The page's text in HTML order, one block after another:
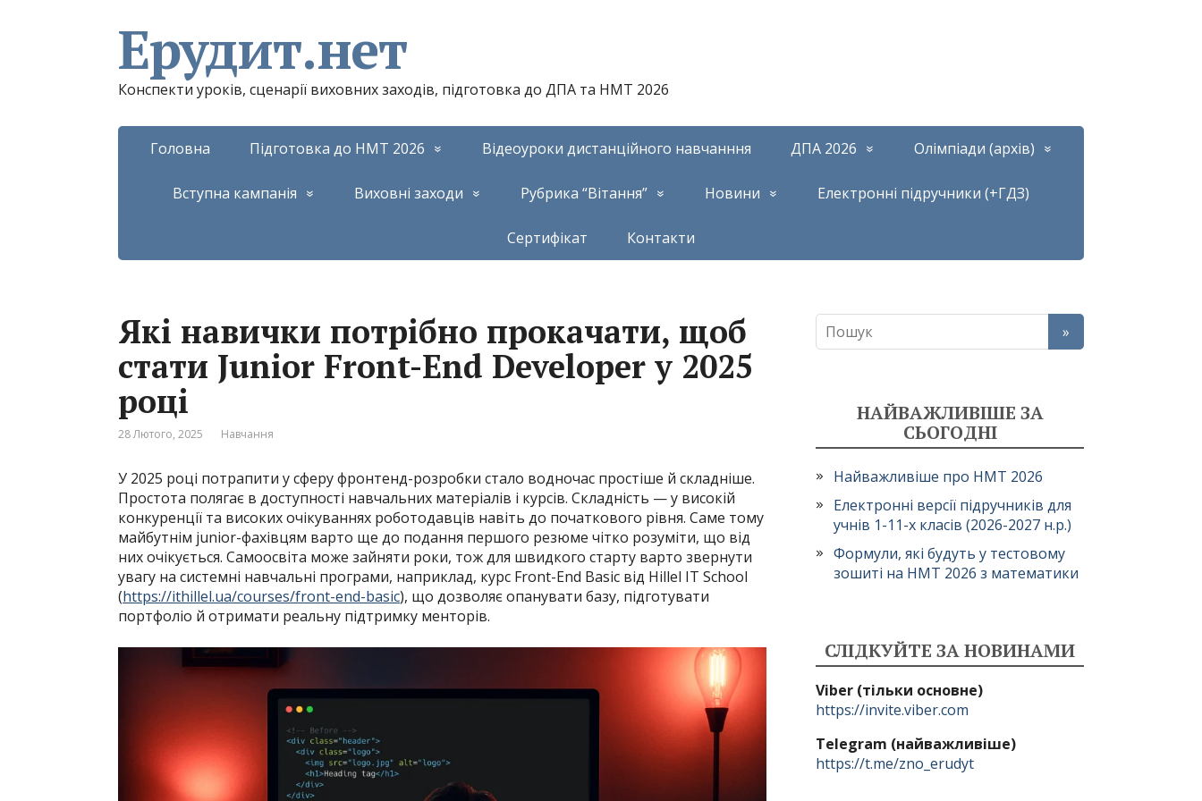
Ерудит.нет
Конспекти уроків, сценарії виховних заходів, підготовка до ДПА та НМТ 2026
Головна Підготовка до НМТ 2026 Відеоуроки дистанційного навчанння ДПА 2026 Олімпіади (архів)
Вступна кампанія Виховні заходи Рубрика “Вітання” Новини Електронні підручники (+ГДЗ)
Сертифікат Контакти
Які навички потрібно прокачати, щоб
стати Junior Front-End Developer у 2025
році
28 Лютого, 2025 Навчання
У 2025 році потрапити у сферу фронтенд-розробки стало водночас простіше й складніше.
Простота полягає в доступності навчальних матеріалів і курсів. Складність — у високій
конкуренції та високих очікуваннях роботодавців навіть до початкового рівня. Саме тому
майбутнім junior-фахівцям варто ще до подання першого резюме чітко розуміти, що від
них очікується. Самоосвіта може зайняти роки, тож для швидкого старту варто звернути
увагу на системні навчальні програми, наприклад, курс Front-End Basic від Hillel IT School
(https://ithillel.ua/courses/front-end-basic), що дозволяє опанувати базу, підготувати
портфоліо й отримати реальну підтримку менторів.
НАЙВАЖЛИВІШЕ ЗА
СЬОГОДНІ
Найважливіше про НМТ 2026
Електронні версії підручників для
учнів 1-11-х класів (2026-2027 н.р.)
Формули, які будуть у тестовому
зошиті на НМТ 2026 з математики
СЛІДКУЙТЕ ЗА НОВИНАМИ
Viber (тільки основне)
https://invite.viber.com
Telegram (найважливіше)
https://t.me/zno_erudyt